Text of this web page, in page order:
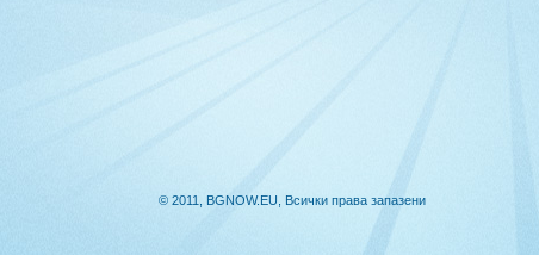
© 2011, BGNOW.EU, Всички права запазени